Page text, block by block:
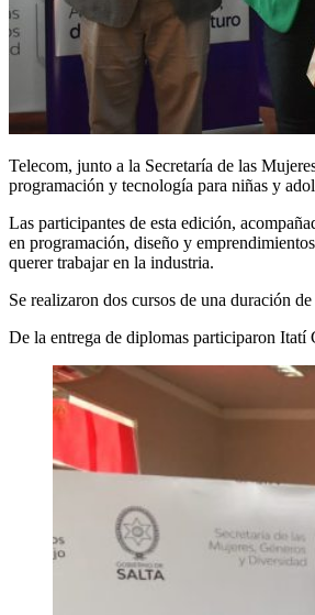
Telecom, junto a la Secretaría de las
programación y tecnología para niñas y
Las participantes de esta edición,
en programación, diseño y
querer trabajar en la industria.
Se realizaron dos cursos de una duración
De la entrega de diplomas participaron